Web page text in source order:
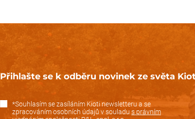
Přihlašte se k odběru novinek ze světa
*Souhlasím se zasíláním Kioti newsletteru a se
zpracováním osobních údajů v souladus právním